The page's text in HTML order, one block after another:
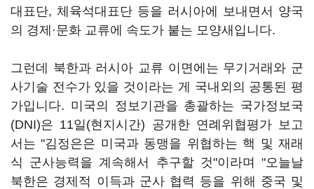
대표단, 체육석대표단 등을 러시아에 보내면서 양국
의 경제·문화 교류에 속도가 붙는 모양새입니다.
그런데 북한과 러시아 교류 이면에는 무기거래와 군
사기술 전수가 있을 것이라는 게 국내외의 공통된 평
가입니다. 미국의 정보기관을 총괄하는 국가정보국
(DNI)은 11일(현지시간) 공개한 연례위협평가 보고
서는 "김정은은 미국과 동맹을 위협하는 핵 및 재래
식 군사능력을 계속해서 추구할 것"이라며 "오늘날
북한은 경제적 이득과 군사 협력 등을 위해 중국 및